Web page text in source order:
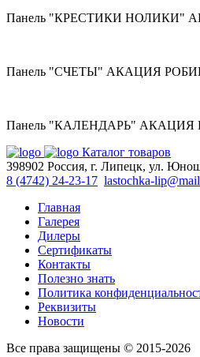
Панель "КРЕСТИКИ НОЛИКИ"
Панель "СЧЕТЫ" АКАЦИЯ
Панель "КАЛЕНДАРЬ"
Каталог товаров
398902 Россия, г. Липецк, ул.
8 (4742) 24-23-17 lastochka-
Главная
Галерея
Дилеры
Сертификаты
Контакты
Полезно знать
Политика
Реквизиты
Новости
Все права защищены © 2015-2026